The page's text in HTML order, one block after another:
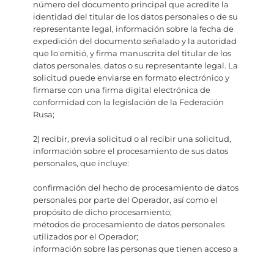
número del documento principal que acredite la
identidad del titular de los datos personales o de su
representante legal, información sobre la fecha de
expedición del documento señalado y la autoridad
que lo emitió, y firma manuscrita del titular de los
datos personales. datos o su representante legal. La
solicitud puede enviarse en formato electrónico y
firmarse con una firma digital electrónica de
conformidad con la legislación de la Federación
Rusa;
2) recibir, previa solicitud o al recibir una solicitud,
información sobre el procesamiento de sus datos
personales, que incluye:
confirmación del hecho de procesamiento de datos
personales por parte del Operador, así como el
propósito de dicho procesamiento;
métodos de procesamiento de datos personales
utilizados por el Operador;
información sobre las personas que tienen acceso a